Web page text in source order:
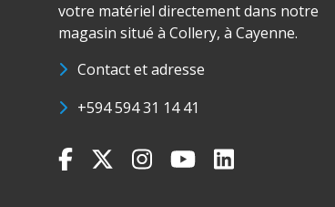
votre matériel directement dans notre
magasin situé à Collery, à Cayenne.
Contact et adresse
+594 594 31 14 41